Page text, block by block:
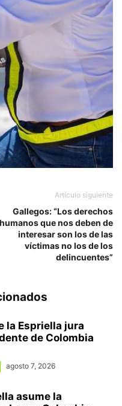
Artículo siguiente
Gallegos: “Los derechos
humanos que nos deben de
interesar son los de las
víctimas no los de los
delincuentes”
la Espriella jura
de Colombia
agosto 7, 2026
asume la